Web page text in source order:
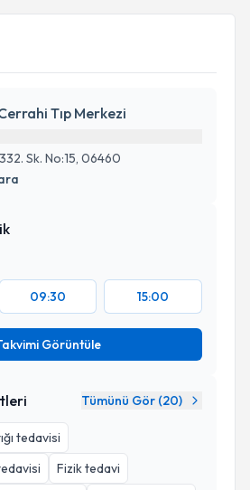
Tıp Merkezi
Sk. No:15, 06460
09:30 15:00
Görüntüle
Tümünü Gör (20)
tedavisi
Fizik tedavi